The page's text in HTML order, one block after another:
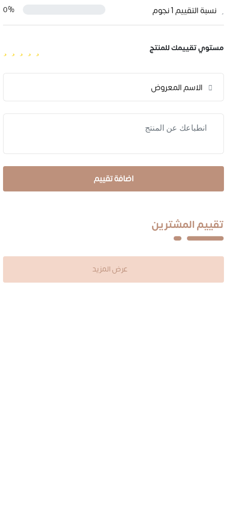
نسبة التقييم 1 نجوم 0%
مستوي تقييمك للمنتج
تقييم المشترين
عرض المزيد